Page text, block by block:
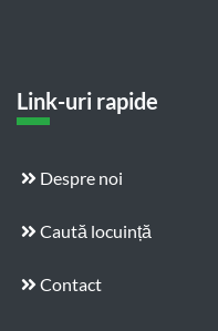
Link-uri rapide
Despre noi
Caută locuință
Contact